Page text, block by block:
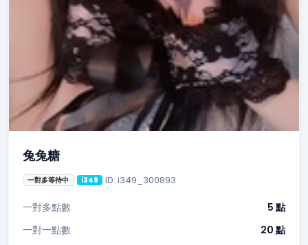
兔兔糖
一對多等待中 i349 ID: i349_300893
一對多點數
5 點
一對一點數
20 點